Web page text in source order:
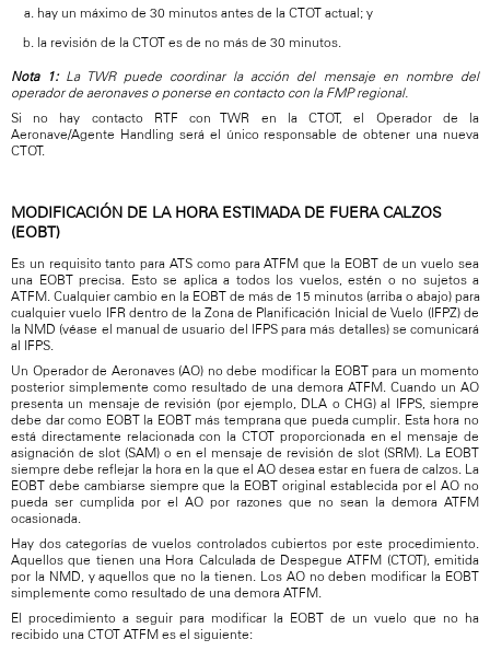
hay un máximo de 30 minutos antes de la CTOT actual; y
la revisión de la CTOT es de no más de 30 minutos.
Nota 1:La TWR puede coordinar la acción del mensaje en nombre del
operador de aeronaves o ponerse en contacto con la FMP regional.
Si no hay contacto RTF con TWR en la CTOT, el Operador de la
Aeronave/Agente Handling será el único responsable de obtener una nueva
CTOT.
MODIFICACIÓN DE LA HORA ESTIMADA DE FUERA CALZOS
(EOBT)
Es un requisito tanto para ATS como para ATFM que la EOBT de un vuelo sea
una EOBT precisa. Esto se aplica a todos los vuelos, estén o no sujetos a
ATFM. Cualquier cambio en la EOBT de más de 15 minutos (arriba o abajo) para
cualquier vuelo IFR dentro de la Zona de Planificación Inicial de Vuelo (IFPZ) de
la NMD (véase el manual de usuario del IFPS para más detalles) se comunicará
al IFPS.
Un Operador de Aeronaves (AO) no debe modificar la EOBT para un momento
posterior simplemente como resultado de una demora ATFM. Cuando un AO
presenta un mensaje de revisión (por ejemplo, DLA o CHG) al IFPS, siempre
debe dar como EOBT la EOBT más temprana que pueda cumplir. Esta hora no
está directamente relacionada con la CTOT proporcionada en el mensaje de
asignación de slot (SAM) o en el mensaje de revisión de slot (SRM). La EOBT
siempre debe reflejar la hora en la que el AO desea estar en fuera de calzos. La
EOBT debe cambiarse siempre que la EOBT original establecida por el AO no
pueda ser cumplida por el AO por razones que no sean la demora ATFM
ocasionada.
Hay dos categorías de vuelos controlados cubiertos por este procedimiento.
Aquellos que tienen una Hora Calculada de Despegue ATFM (CTOT), emitida
por la NMD, y aquellos que no la tienen. Los AO no deben modificar la EOBT
simplemente como resultado de una demora ATFM.
El procedimiento a seguir para modificar la EOBT de un vuelo que no ha
recibido una CTOT ATFM es el siguiente: